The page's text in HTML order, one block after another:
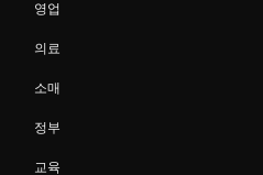
영업
의료
소매
정부
교육